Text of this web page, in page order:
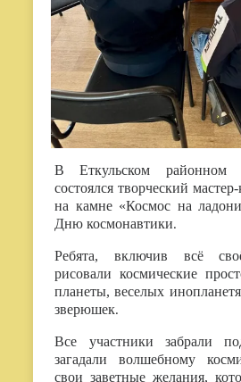
В Еткульском районном
состоялся творческий
на камне «Космос на
Дню космонавтики.
Ребята, включив всё
рисовали космические
планеты, веселых
зверюшек.
Все участники забрали
загадали волшебному
свои заветные желания,